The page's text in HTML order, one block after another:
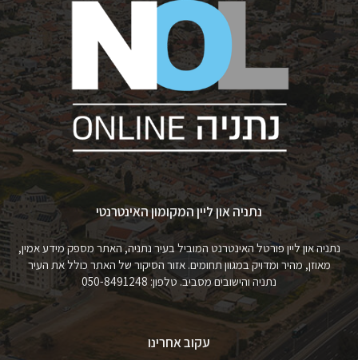
נתניה און ליין המקומון האינטרנטי
נתניה און ליין פורטל האינטרנט המוביל בעיר נתניה, האתר מספק מידע אמין,
מאוזן, מהיר ומדויק במגוון תחומים. אזור הסיקור של האתר כולל את העיר
נתניה והישובים מסביב. טלפון: 050-8491248
עקוב אחרינו